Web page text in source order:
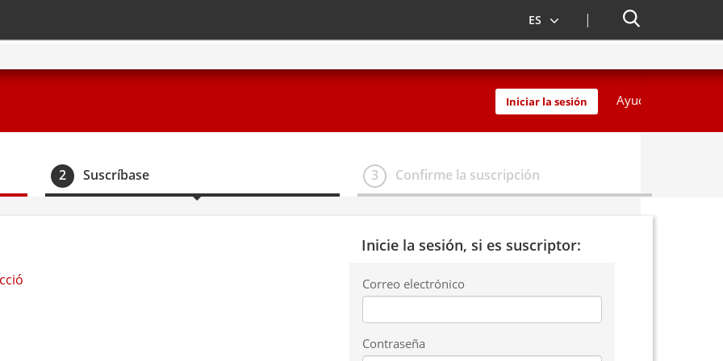
ES Buscador
Buscador
Ayuda
Iniciar la sesión
2 Suscríbase 3 Confirme la suscripción
Inicie la sesión, si es suscriptor:
Correo electrónico
Contraseña